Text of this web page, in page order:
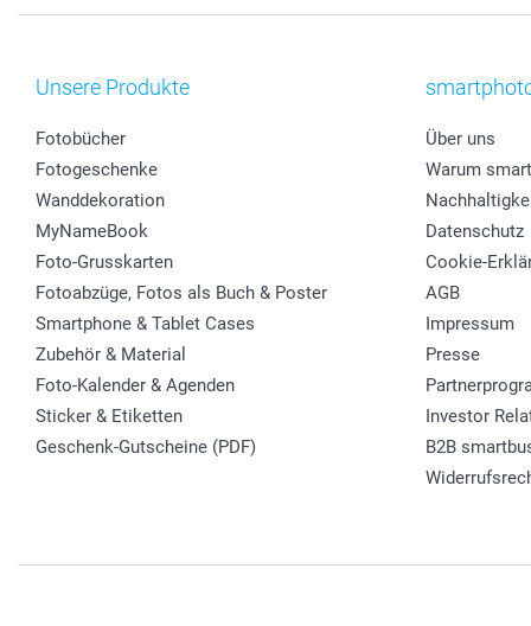
Unsere Produkte
Fotobücher
Fotogeschenke
Wanddekoration
MyNameBook
Foto-Grusskarten
Fotoabzüge, Fotos als Buch & Poster
Smartphone & Tablet Cases
Zubehör & Material
Foto-Kalender & Agenden
Sticker & Etiketten
Geschenk-Gutscheine (PDF)
Über uns
Warum
Datenschutz
Cookie-
AGB
Impressum
Presse
Investor
B2B